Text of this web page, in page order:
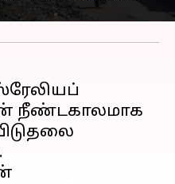
13, 2025 12:07 pm
நீண்டகாலமாக